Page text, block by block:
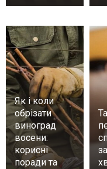
Як і коли
обрізати
виноград
восени:
корисні
поради та